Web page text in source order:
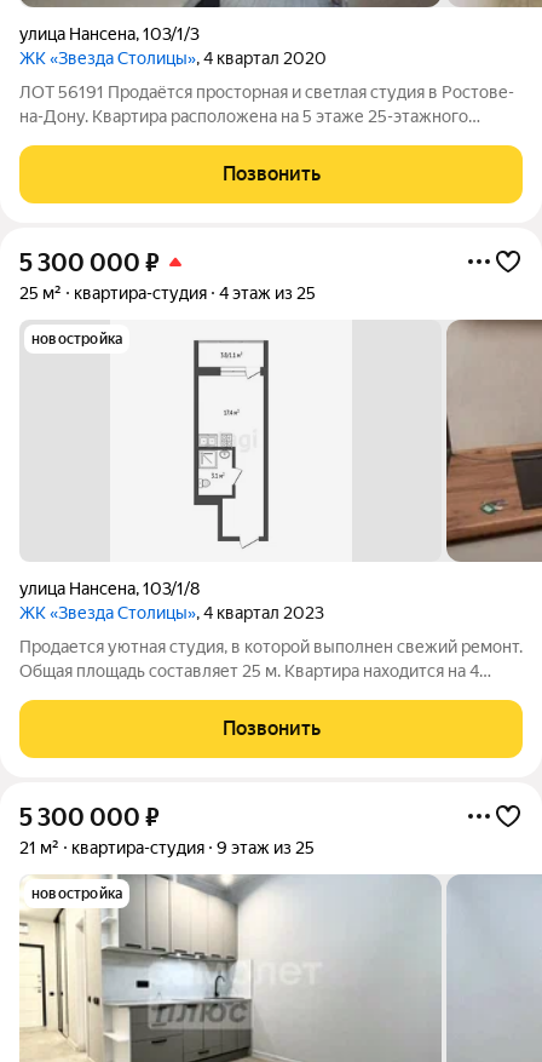
улица Нансена,103/1/3
ЖК «Звезда Столицы», 4 квартал 2020
ЛОТ 56191 Продаётся просторная и светлая студия в Ростове-
на-Дону. Квартира расположена на 5 этаже 25-этажного
ламинат на полу,
Позвонить
5 300 000 ₽
25 м² квартира-студия 4 этаж из 25
новостройка
улица Нансена,103/1/8
ЖК «Звезда Столицы», 4 квартал 2023
Продается уютная студия, в которой выполнен свежий ремонт.
Общая площадь составляет 25 м. Квартира находится на 4
максимальный комфорт! Район с развитой инфраструктурой -
всё необходимое в
Позвонить
5 300 000 ₽
21 м² квартира-студия 9 этаж из 25
новостройка